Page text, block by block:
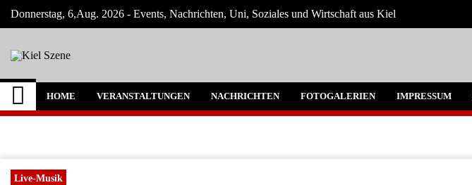
Skip
Donnerstag, 6,Aug. 2026 - Events, Nachrichten, Uni, Soziales und Wirtschaft aus Kiel
Kiel Szene
Neuigkeiten und Nachrichten aus Kiel und Umgebung
HOME VERANSTALTUNGEN NACHRICHTEN FOTOGALERIEN IMPRESSUM
Live-Musik